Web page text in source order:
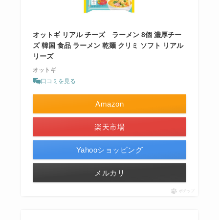
オットギ リアル チーズ ラーメン 8個 濃厚チー
ズ 韓国 食品 ラーメン 乾麺 クリミ ソフト リアル
リーズ
オットギ
口コミを見る
Amazon
楽天市場
Yahooショッピング
メルカリ
ポチップ